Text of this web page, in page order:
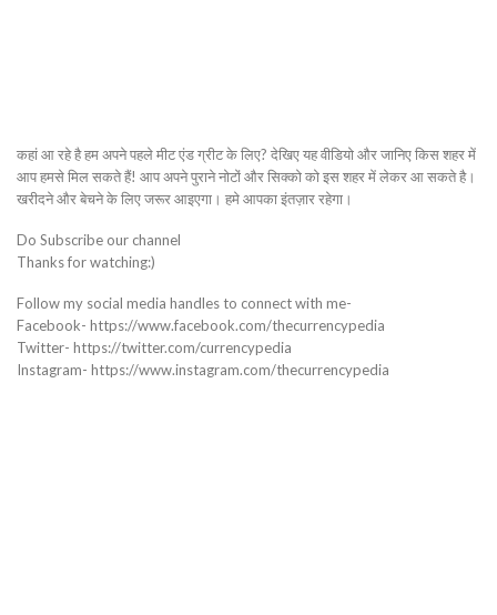
कहां आ रहे है हम अपने पहले मीट एंड ग्रीट के लिए? देखिए यह वीडियो और जानिए किस शहर में
आप हमसे मिल सकते हैं! आप अपने पुराने नोटों और सिक्को को इस शहर में लेकर आ सकते है।
खरीदने और बेचने के लिए जरूर आइएगा। हमे आपका इंतज़ार रहेगा।
Do Subscribe our channel
Thanks for watching:)
Follow my social media handles to connect with me-
Facebook- https://www.facebook.com/thecurrencypedia
Twitter- https://twitter.com/currencypedia
Instagram- https://www.instagram.com/thecurrencypedia